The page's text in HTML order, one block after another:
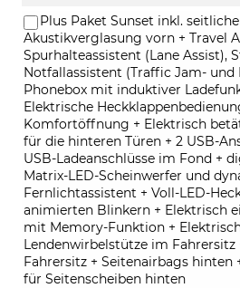
Plus Paket Sunset inkl.
Akustikverglasung vorn + Travel
Spurhalteassistent (Lane Assist),
Notfallassistent (Traffic Jam- und
Phonebox mit induktiver
Elektrische
Komfortöffnung + Elektrisch
für die hinteren Türen + 2 USB-
USB-Ladeanschlüsse im Fond +
Matrix-LED-Scheinwerfer und
Fernlichtassistent + Voll-LED-
animierten Blinkern + Elektrisch
mit Memory-Funktion +
Lendenwirbelstütze im
Fahrersitz + Seitenairbags hinten
für Seitenscheiben hinten